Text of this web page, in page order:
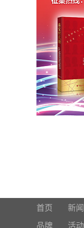
首页 新闻
品牌 活动